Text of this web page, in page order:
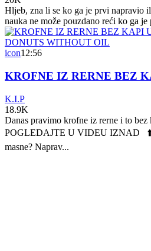
Hljeb, zna li se ko ga je prvi napravio
nauka ne može pouzdano reći ko ga
icon12:56
KROFNE IZ RERNE BEZ
K.I.P
18.9K
Danas pravimo krofne iz rerne i to
POGLEDAJTE U VIDEU IZNAD
masne? Naprav...